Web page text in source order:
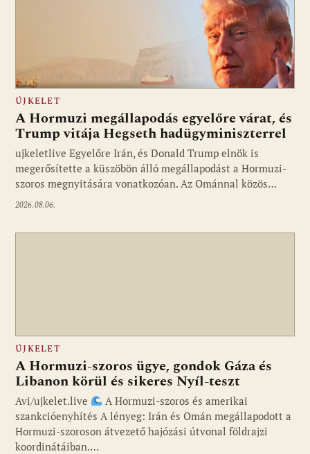
Fotó: ujkelet.live
ÚJKELET
A Hormuzi megállapodás egyelőre várat, és
Trump vitája Hegseth hadügyminiszterrel
ujkeletlive Egyelőre Irán, és Donald Trump elnök is
megerősítette a küszöbön álló megállapodást a Hormuzi-
szoros megnyitására vonatkozóan. Az Ománnal közös…
2026.08.06.
ÚJKELET
A Hormuzi-szoros ügye, gondok Gáza és
Libanon körül és sikeres Nyíl-teszt
Avi/ujkelet.live
A Hormuzi-szoros és amerikai
szankcióenyhítés A lényeg: Irán és Omán megállapodott a
Hormuzi-szoroson átvezető hajózási útvonal földrajzi
koordinátáiban.…